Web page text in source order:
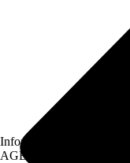
Informationen des
AGB, finden Sie bei